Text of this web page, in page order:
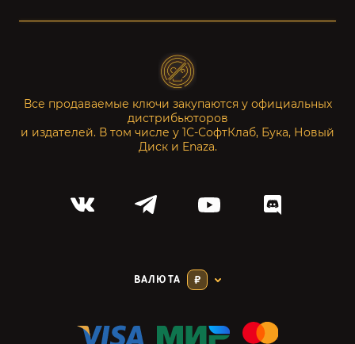
Все продаваемые ключи закупаются у официальных
дистрибьюторов
и издателей. В том числе у 1С-СофтКлаб, Бука, Новый
Диск и Enaza.
ВАЛЮТА ₽